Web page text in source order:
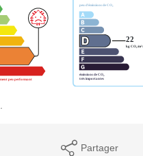
Partager